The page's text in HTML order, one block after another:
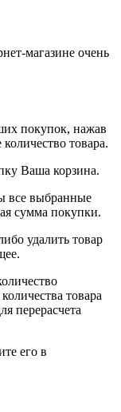
магазине очень
покупок, нажав
товара.
Ваша корзина.
все выбранные
сумма покупки.
удалить товар
товара
перерасчета
его в